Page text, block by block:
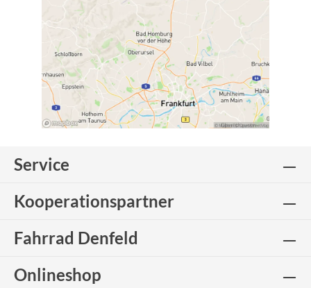
Service
Kooperationspartner
Fahrrad Denfeld
Onlineshop